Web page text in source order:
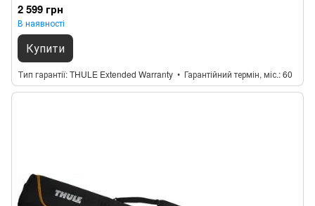
2 599 грн
В наявності
Купити
Тип гарантії THULE Extended Warranty Гарантійний термін, міс. 60